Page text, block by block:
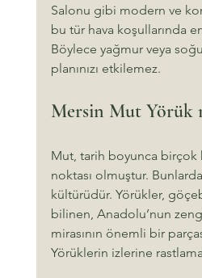
Salonu gibi modern ve
bu tür hava koşullarında
Böylece yağmur veya
planınızı etkilemez.
Mersin Mut Yörük
Mut, tarih boyunca birçok
noktası olmuştur.
kültürüdür. Yörükler,
bilinen, Anadolu’nun
mirasının önemli bir
Yörüklerin izlerine